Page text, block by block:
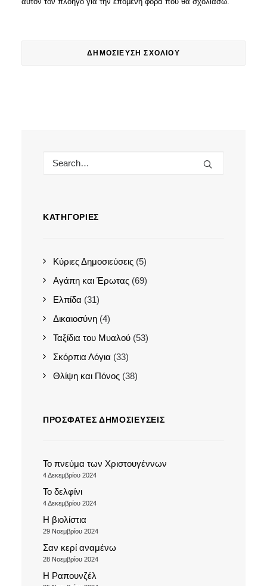
ΚΑΤΗΓΟΡΊΕΣ
Κύριες Δημοσιεύσεις (5)
Αγάπη και Έρωτας (69)
Ελπίδα (31)
Δικαιοσύνη (4)
Ταξίδια του Μυαλού (53)
Σκόρπια Λόγια (33)
Θλίψη και Πόνος (38)
ΠΡΌΣΦΑΤΕΣ ΔΗΜΟΣΙΕΎΣΕΙΣ
Το πνεύμα των Χριστουγέννων
4 Δεκεμβρίου 2024
Το δελφίνι
4 Δεκεμβρίου 2024
Η βιολίστια
29 Νοεμβρίου 2024
Σαν κερί αναμένω
28 Νοεμβρίου 2024
Η Ραπουνζέλ